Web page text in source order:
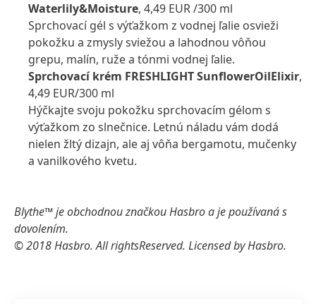
Waterlily&Moisture, 4,49 EUR /300 ml
Sprchovací gél s výťažkom z vodnej ľalie osvieži
pokožku a zmysly sviežou a lahodnou vôňou
grepu, malín, ruže a tónmi vodnej ľalie.
Sprchovací krém FRESHLIGHT SunflowerOilElixir,
4,49 EUR/300 ml
Hýčkajte svoju pokožku sprchovacím gélom s
výťažkom zo slnečnice. Letnú náladu vám dodá
nielen žltý dizajn, ale aj vôňa bergamotu, mučenky
a vanilkového kvetu.
Blythe™ je obchodnou značkou Hasbro a je používaná s
dovolením.
© 2018 Hasbro. All rightsReserved. Licensed by Hasbro.